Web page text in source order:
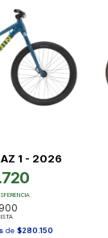
1 - 2026
de$280.150